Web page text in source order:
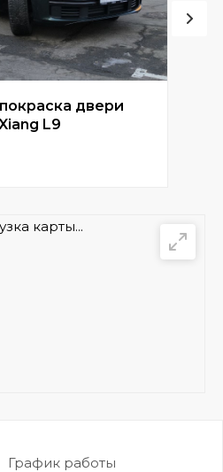
двери
L9
карты...
График работы